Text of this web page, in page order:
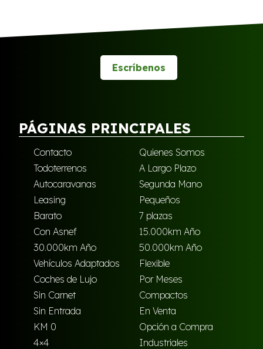
Escríbenos
PÁGINAS PRINCIPALES
Contacto
Quienes Somos
Todoterrenos
A Largo Plazo
Autocaravanas
Segunda Mano
Leasing
Pequeños
Barato
7 plazas
Con Asnef
15.000km Año
30.000km Año
50.000km Año
Vehículos Adaptados
Flexible
Coches de Lujo
Por Meses
Sin Carnet
Compactos
Sin Entrada
En Venta
KM 0
Opción a Compra
4×4
Industriales